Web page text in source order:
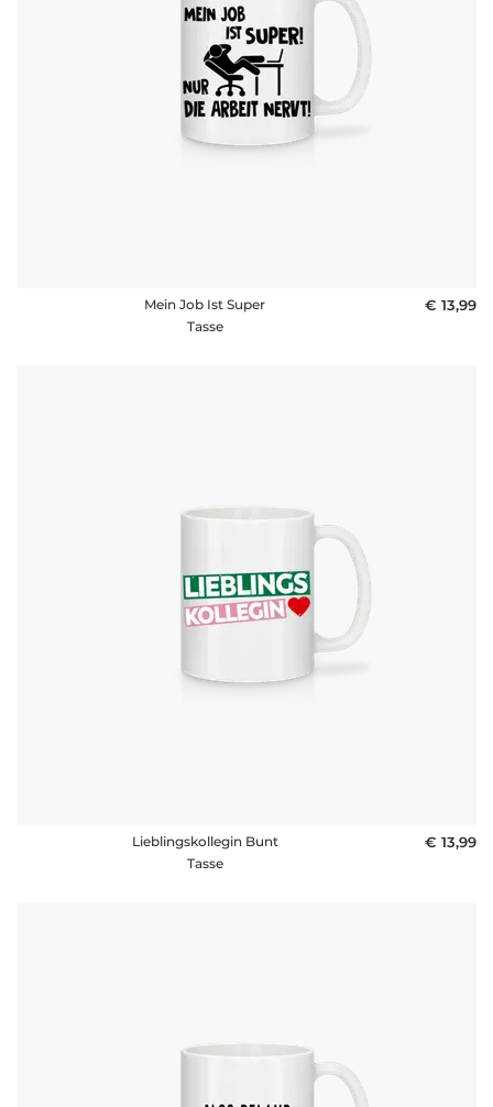
Mein Job Ist Super
Tasse
€ 13,99
Lieblingskollegin Bunt
Tasse
€ 13,99